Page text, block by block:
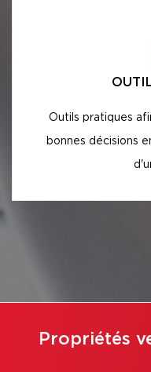
Outils pratiques
bonnes décisions
Propriétés